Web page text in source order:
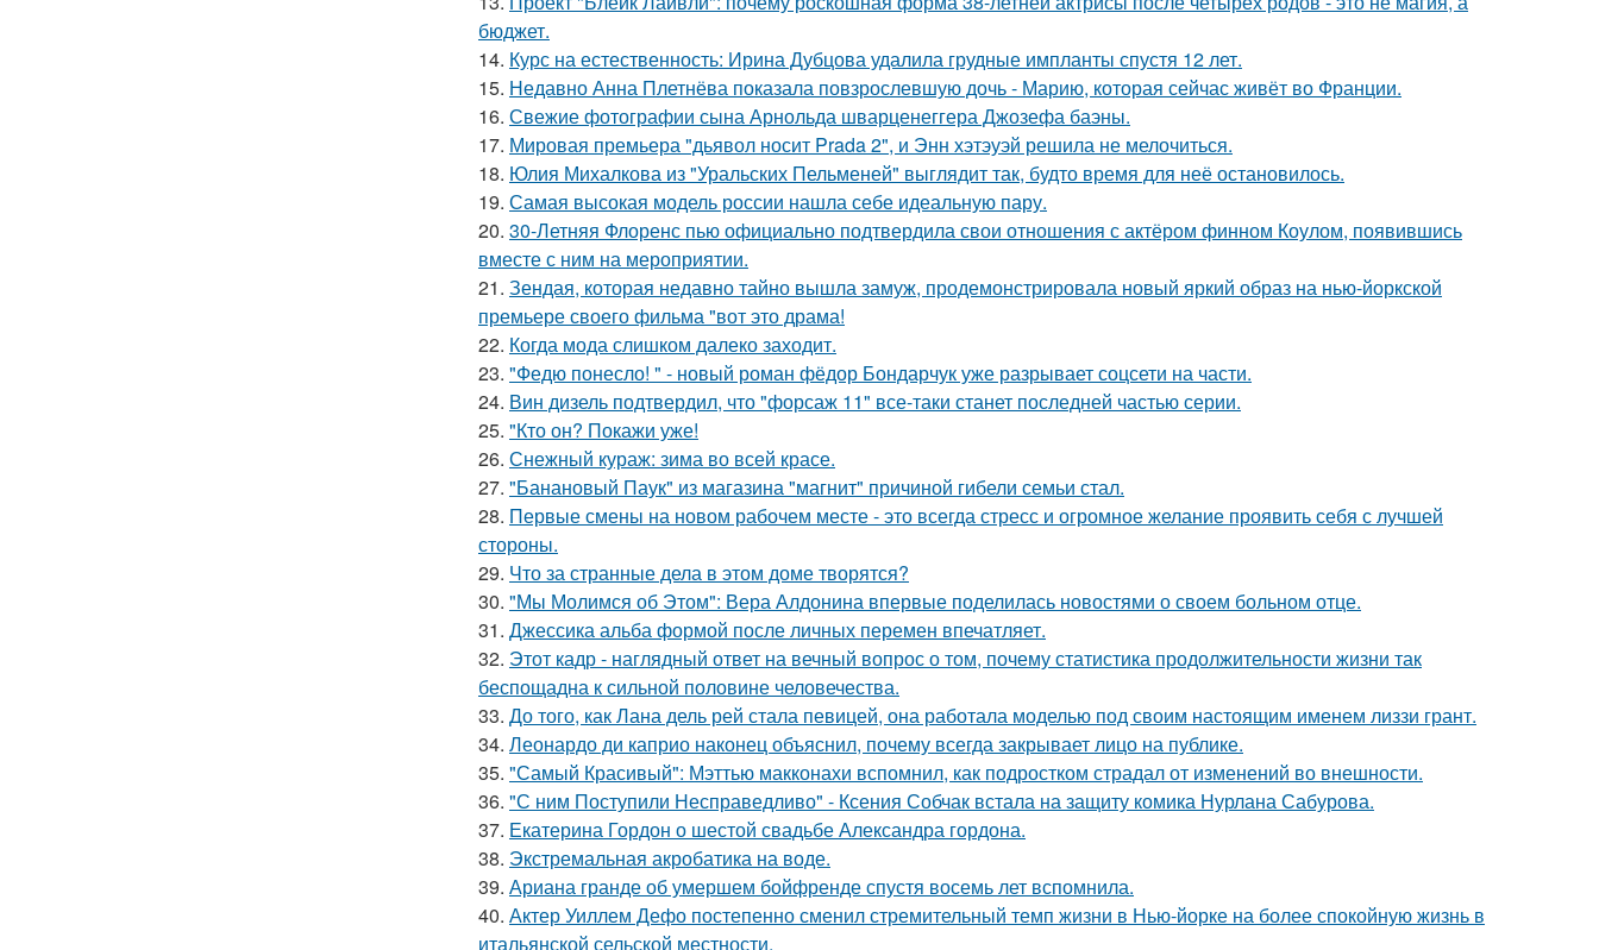
бюджет.
14. Курс на естественность: Ирина Дубцова удалила грудные импланты спустя 12 лет.
15. Недавно Анна Плетнёва показала повзрослевшую дочь - Марию, которая сейчас живёт во Франции.
16. Свежие фотографии сына Арнольда шварценеггера Джозефа баэны.
17. Мировая премьера "дьявол носит Prada 2", и Энн хэтэуэй решила не мелочиться.
18. Юлия Михалкова из "Уральских Пельменей" выглядит так, будто время для неё остановилось.
19. Самая высокая модель россии нашла себе идеальную пару.
20. 30-Летняя Флоренс пью официально подтвердила свои отношения с актёром финном Коулом, появившись
вместе с ним на мероприятии.
21. Зендая, которая недавно тайно вышла замуж, продемонстрировала новый яркий образ на нью-йоркской
премьере своего фильма "вот это драма!
22. Когда мода слишком далеко заходит.
23. "Федю понесло! " - новый роман фёдор Бондарчук уже разрывает соцсети на части.
24. Вин дизель подтвердил, что "форсаж 11" все-таки станет последней частью серии.
25. "Кто он? Покажи уже!
26. Снежный кураж: зима во всей красе.
27. "Банановый Паук" из магазина "магнит" причиной гибели семьи стал.
28. Первые смены на новом рабочем месте - это всегда стресс и огромное желание проявить себя с лучшей
стороны.
29. Что за странные дела в этом доме творятся?
30. "Мы Молимся об Этом": Вера Алдонина впервые поделилась новостями о своем больном отце.
31. Джессика альба формой после личных перемен впечатляет.
32. Этот кадр - наглядный ответ на вечный вопрос о том, почему статистика продолжительности жизни так
беспощадна к сильной половине человечества.
33. До того, как Лана дель рей стала певицей, она работала моделью под своим настоящим именем лиззи грант.
34. Леонардо ди каприо наконец объяснил, почему всегда закрывает лицо на публике.
35. "Самый Красивый": Мэттью макконахи вспомнил, как подростком страдал от изменений во внешности.
36. "С ним Поступили Несправедливо" - Ксения Собчак встала на защиту комика Нурлана Сабурова.
37. Екатерина Гордон о шестой свадьбе Александра гордона.
38. Экстремальная акробатика на воде.
39. Ариана гранде об умершем бойфренде спустя восемь лет вспомнила.
40. Актер Уиллем Дефо постепенно сменил стремительный темп жизни в Нью-йорке на более спокойную жизнь в
итальянской сельской местности.